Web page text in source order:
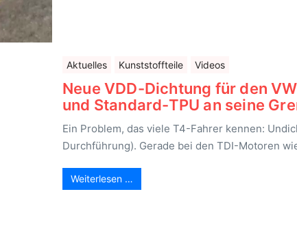
Aktuelles Kunststoffteile Videos
Neue VDD-Dichtung für den
und Standard-TPU an seine
Ein Problem, das viele T4-Fahrer kennen:
Durchführung). Gerade bei den TDI-Motoren
Weiterlesen …